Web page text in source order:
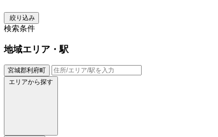
絞り込み
検索条件
地域エリア・駅
宮城郡利府町
エリアから探す